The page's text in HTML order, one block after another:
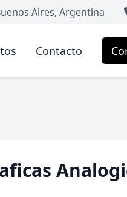
Aires, Argentina
Contacto